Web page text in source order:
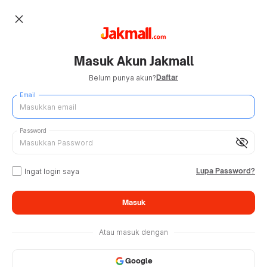
close
Masuk Akun Jakmall
Belum punya akun?Daftar
Email
visibility_off
Password
Ingat login saya Lupa Password?
Masuk
Atau masuk dengan
Google